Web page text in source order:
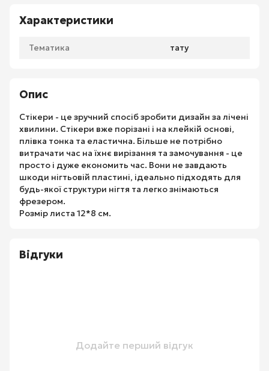
Характеристики
Тематика тату
Опис
Стікери - це зручний спосіб зробити дизайн за лічені
хвилини. Стікери вже порізані і на клейкій основі,
плівка тонка та еластична. Більше не потрібно
витрачати час на їхнє вирізання та замочування - це
просто і дуже економить час. Вони не завдають
шкоди нігтьовій пластині, ідеально підходять для
будь-якої структури нігтя та легко знімаються
фрезером.
Розмір листа 12*8 см.
Відгуки
Додайте перший відгук